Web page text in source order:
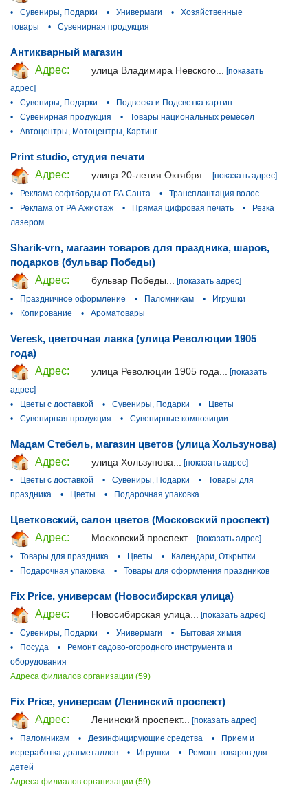
•
Сувениры, Подарки • Универмаги •
Хозяйственные
товары
• Сувенирная продукция
Антикварный магазин
Адрес:
улица Владимира Невского...
[показать
адрес]
•
Сувениры, Подарки •
Подвеска и Подсветка картин
•
Сувенирная продукция •
Товары национальных ремёсел
•
Автоцентры, Мотоцентры, Картинг
Print studio, студия печати
Адрес:
улица 20-летия Октября... [показать адрес]
•
Реклама софтборды от РА Санта •
Трансплантация волос
•
Реклама от РА Ажиотаж • Прямая цифровая печать •
Резка
лазером
Sharik-vrn, магазин товаров для праздника, шаров,
подарков (бульвар Победы)
Адрес:
бульвар Победы...
[показать адрес]
•
Праздничное оформление • Паломникам •
Игрушки
•
Копирование • Ароматовары
Veresk, цветочная лавка (улица Революции 1905
года)
Адрес:
улица Революции 1905 года...
[показать
адрес]
•
Цветы с доставкой • Сувениры, Подарки •
Цветы
•
Сувенирная продукция • Сувенирные композиции
Мадам Стебель, магазин цветов (улица Хользунова)
Адрес:
улица Хользунова...
[показать адрес]
•
Цветы с доставкой • Сувениры, Подарки •
Товары для
праздника
• Цветы • Подарочная упаковка
Цветковский, салон цветов (Московский проспект)
Адрес:
Московский проспект... [показать адрес]
•
Товары для праздника • Цветы •
Календари, Открытки
•
Подарочная упаковка • Товары для оформления праздников
Fix Price, универсам (Новосибирская улица)
Адрес:
Новосибирская улица... [показать адрес]
•
Сувениры, Подарки • Универмаги •
Бытовая химия
•
Посуда •
Ремонт садово-огородного инструмента и
оборудования
Адреса филиалов организации (59)
Fix Price, универсам (Ленинский проспект)
Адрес:
Ленинский проспект...
[показать адрес]
•
Паломникам • Дезинфицирующие средства •
Прием и
иереработка драгметаллов
• Игрушки •
Ремонт товаров для
детей
Адреса филиалов организации (59)